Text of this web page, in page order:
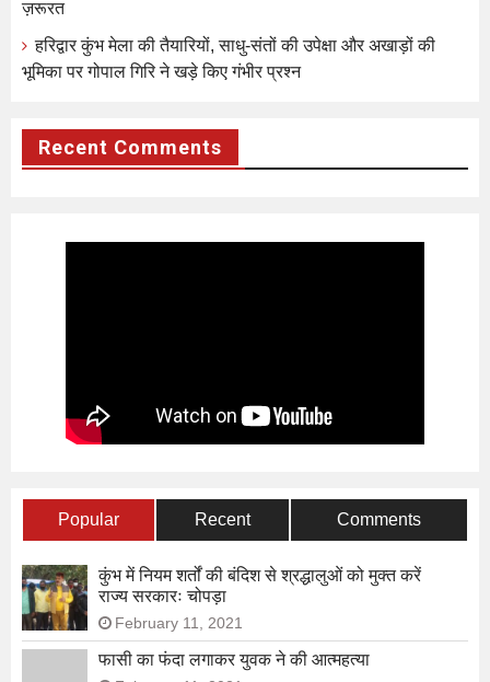
ज़रूरत
हरिद्वार कुंभ मेला की तैयारियों, साधु-संतों की उपेक्षा और अखाड़ों की
भूमिका पर गोपाल गिरि ने खड़े किए गंभीर प्रश्न
Recent Comments
Popular Recent Comments
कुंभ में नियम शर्तों की बंदिश से श्रद्धालुओं को मुक्त करें
राज्य सरकारः चोपड़ा
February 11, 2021
फासी का फंदा लगाकर युवक ने की आत्महत्या